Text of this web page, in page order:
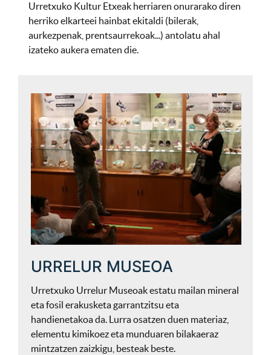
Urretxuko Kultur Etxeak herriaren onurarako diren
herriko elkarteei hainbat ekitaldi (bilerak,
aurkezpenak, prentsaurrekoak...) antolatu ahal
izateko aukera ematen die.
URRELUR MUSEOA
Urretxuko Urrelur Museoak estatu mailan mineral
eta fosil erakusketa garrantzitsu eta
handienetakoa da. Lurra osatzen duen materiaz,
elementu kimikoez eta munduaren bilakaeraz
mintzatzen zaizkigu, besteak beste.